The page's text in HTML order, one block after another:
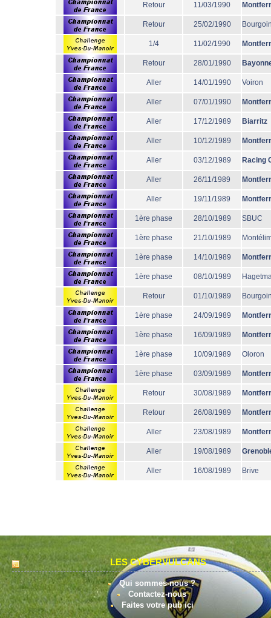
Retour 11/03/1990
Retour 25/02/1990
1/4 11/02/1990
Retour 28/01/1990
Aller 14/01/1990 Voiron
Aller 07/01/1990
Aller 17/12/1989 Biarritz
Aller 10/12/1989
Aller 03/12/1989 Racing
Aller 26/11/1989
Aller 19/11/1989
1ère phase 28/10/1989 SBUC
1ère phase 21/10/1989
1ère phase 14/10/1989
1ère phase 08/10/1989
Retour 01/10/1989
1ère phase 24/09/1989
1ère phase 16/09/1989
1ère phase 10/09/1989 Oloron
1ère phase 03/09/1989
Retour 30/08/1989
Retour 26/08/1989
Aller 23/08/1989
Aller 19/08/1989
Aller 16/08/1989 Brive
LES CYBERVULCANS
Qui sommes-nous ?
Contactez-nous
Faites votre pub ici